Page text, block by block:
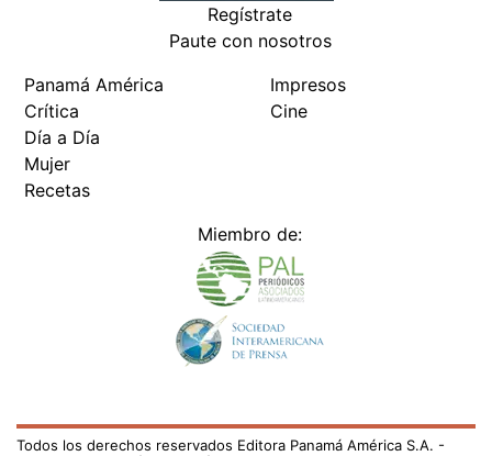
Regístrate
Paute con nosotros
Panamá América
Crítica
Día a Día
Mujer
Recetas
Impresos
Cine
Miembro de:
Todos los derechos reservados Editora Panamá América S.A. -